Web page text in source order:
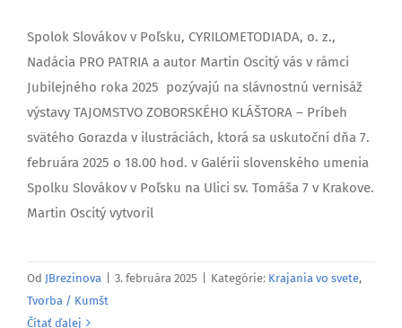
Spolok Slovákov v Poľsku, CYRILOMETODIADA, o. z.,
Nadácia PRO PATRIA a autor Martin Oscitý vás v rámci
Jubilejného roka 2025 pozývajú na slávnostnú vernisáž
výstavy TAJOMSTVO ZOBORSKÉHO KLÁŠTORA – Príbeh
svätého Gorazda v ilustráciách, ktorá sa uskutoční dňa 7.
februára 2025 o 18.00 hod. v Galérii slovenského umenia
Spolku Slovákov v Poľsku na Ulici sv. Tomáša 7 v Krakove.
Martin Oscitý vytvoril
Od JBrezinova 3. februára 2025 Kategórie: Krajania vo svete,
Tvorba / Kumšt
Čítať ďalej